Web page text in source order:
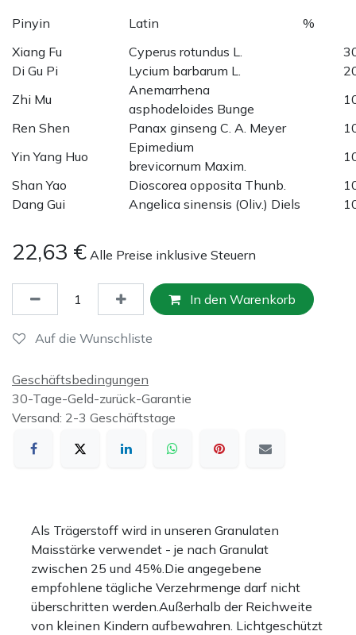
Pinyin Latin
%
Xiang Fu
Cyperus rotundus L.
Di Gu Pi
Lycium barbarum L.
Zhi Mu
Anemarrhena
asphodeloides Bunge
Ren Shen
Panax ginseng C. A. Meyer
Yin Yang Huo
Epimedium
brevicornum Maxim.
Shan Yao
Dioscorea opposita Thunb.
Dang Gui
Angelica sinensis (Oliv.) Diels
22,63 € Alle Preise inklusive Steuern
In den Warenkorb
Auf die Wunschliste
Geschäftsbedingungen
30-Tage-Geld-zurück-Garantie
Versand: 2-3 Geschäftstage
Als Trägerstoff wird in unseren Granulaten
Maisstärke verwendet - je nach Granulat
zwischen 25 und 45%.Die angegebene
empfohlene tägliche Verzehrmenge darf nicht
überschritten werden.Außerhalb der Reichweite
von kleinen Kindern aufbewahren. Lichtgeschützt